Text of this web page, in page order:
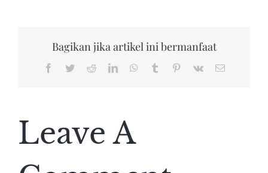
Bagikan jika artikel ini bermanfaat
Facebook
TwitterRedditLinkedInWhatsApp
Tumblr Pinterest
Vk Email
Leave A